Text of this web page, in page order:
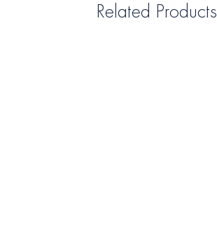
Related Products